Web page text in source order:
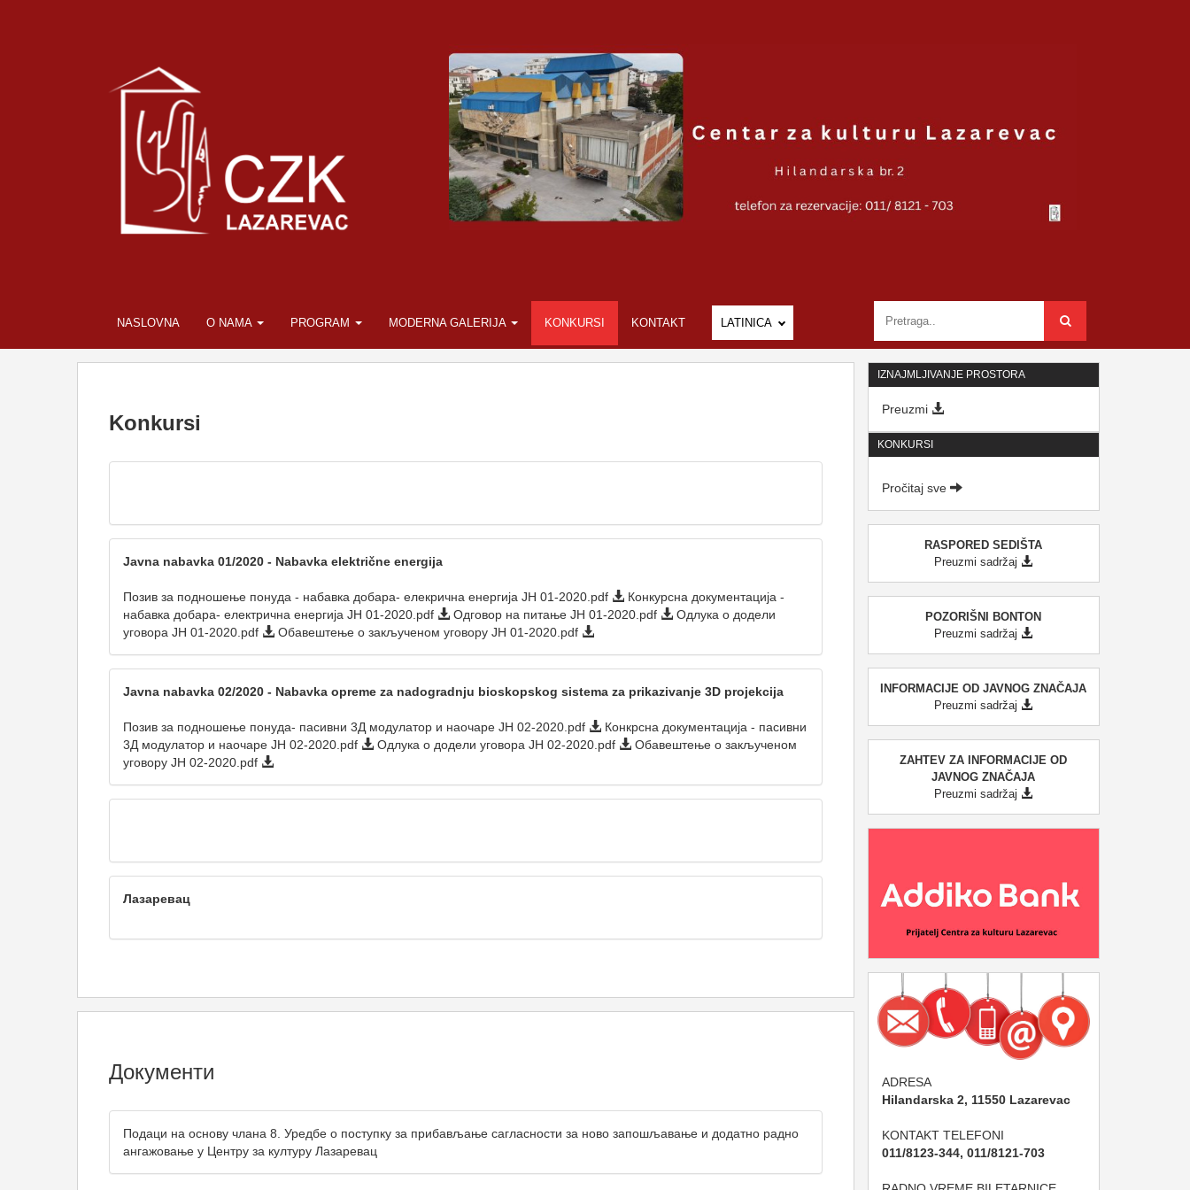
NASLOVNA O NAMA PROGRAM MODERNA GALERIJA KONKURSI KONTAKT LATINICA
Konkursi
Javna nabavka 01/2020 - Nabavka električne energija
Позив за подношење понуда - набавка добара- елекрична енергија ЈН 01-2020.pdf
Конкурсна документација -
набавка добара- електрична енергија ЈН 01-2020.pdf
Одговор на питање ЈН 01-2020.pdf
Одлука о додели
уговора ЈН 01-2020.pdf
Обавештење о закљученом уговору JН 01-2020.pdf
Javna nabavka 02/2020 - Nabavka opreme za nadogradnju bioskopskog sistema za prikazivanje 3D projekcija
Позив за подношење понуда- пасивни 3Д модулатор и наочаре JН 02-2020.pdf
Конкрсна документација - пасивни
3Д модулатор и наочаре ЈН 02-2020.pdf
Одлука о додели уговора ЈН 02-2020.pdf
Обавештење о закљученом
уговору JН 02-2020.pdf
Лазаревац
Документи
Подаци на основу члана 8. Уредбе о поступку за прибављање сагласности за ново запошљавање и додатно радно
ангажовање у Центру за културу Лазаревац
IZNAJMLJIVANJE PROSTORA
Preuzmi
KONKURSI
Pročitaj sve
RASPORED SEDIŠTA
Preuzmi sadržaj
POZORIŠNI BONTON
Preuzmi sadržaj
INFORMACIJE OD JAVNOG ZNAČAJA
Preuzmi sadržaj
ZAHTEV ZA INFORMACIJE OD
JAVNOG ZNAČAJA
Preuzmi sadržaj
ADRESA
Hilandarska 2, 11550 Lazarevac
KONTAKT TELEFONI
011/8123-344, 011/8121-703